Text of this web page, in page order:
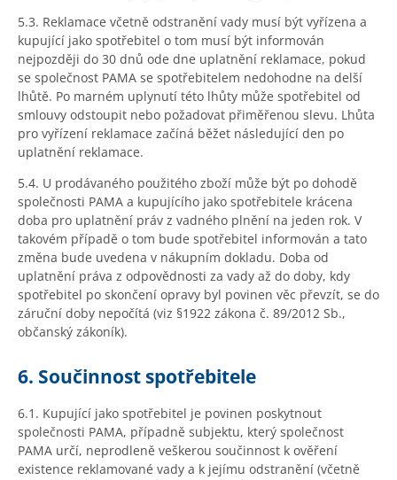
5.3. Reklamace včetně odstranění vady musí být vyřízena a
kupující jako spotřebitel o tom musí být informován
nejpozději do 30 dnů ode dne uplatnění reklamace, pokud
se společnost PAMA se spotřebitelem nedohodne na delší
lhůtě. Po marném uplynutí této lhůty může spotřebitel od
smlouvy odstoupit nebo požadovat přiměřenou slevu. Lhůta
pro vyřízení reklamace začíná běžet následující den po
uplatnění reklamace.
5.4. U prodávaného použitého zboží může být po dohodě
společnosti PAMA a kupujícího jako spotřebitele krácena
doba pro uplatnění práv z vadného plnění na jeden rok. V
takovém případě o tom bude spotřebitel informován a tato
změna bude uvedena v nákupním dokladu. Doba od
uplatnění práva z odpovědnosti za vady až do doby, kdy
spotřebitel po skončení opravy byl povinen věc převzít, se do
záruční doby nepočítá (viz §1922 zákona č. 89/2012 Sb.,
občanský zákoník).
6. Součinnost spotřebitele
6.1. Kupující jako spotřebitel je povinen poskytnout
společnosti PAMA, případně subjektu, který společnost
PAMA určí, neprodleně veškerou součinnost k ověření
existence reklamované vady a k jejímu odstranění (včetně